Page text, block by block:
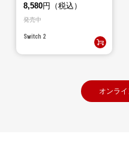
8,580円（税込）
発売中
Switch 2
オンラ